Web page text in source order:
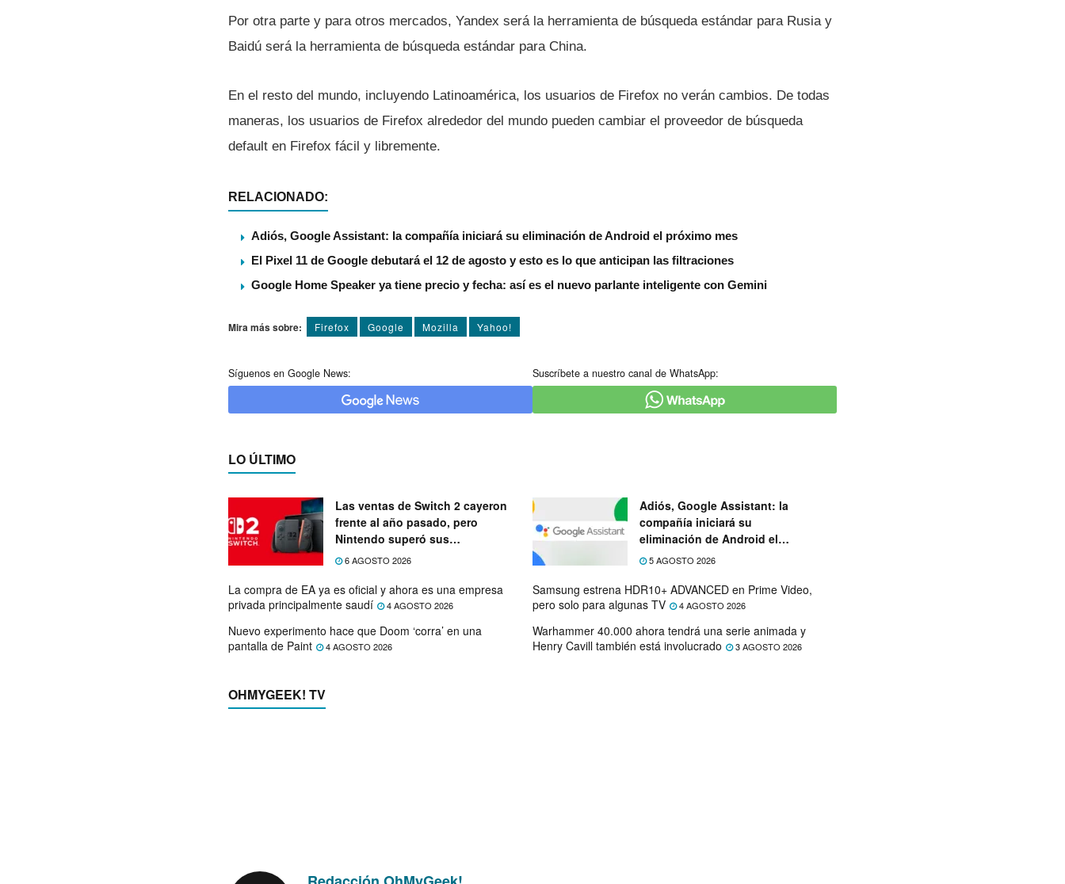
Por otra parte y para otros mercados, Yandex será la herramienta de búsqueda estándar para Rusia y
Baidú será la herramienta de búsqueda estándar para China.
En el resto del mundo, incluyendo Latinoamérica, los usuarios de Firefox no verán cambios. De todas
maneras, los usuarios de Firefox alrededor del mundo pueden cambiar el proveedor de búsqueda
default en Firefox fácil y libremente.
RELACIONADO:
Adiós, Google Assistant: la compañía iniciará su eliminación de Android el próximo mes
El Pixel 11 de Google debutará el 12 de agosto y esto es lo que anticipan las filtraciones
Google Home Speaker ya tiene precio y fecha: así es el nuevo parlante inteligente con Gemini
Mira más sobre: Firefox Google Mozilla Yahoo!
Síguenos en Google News: Suscríbete a nuestro canal de WhatsApp:
LO ÚLTIMO
Las ventas de Switch 2 cayeron
frente al año pasado, pero
Nintendo superó sus
expectativas
6 AGOSTO 2026
Adiós, Google Assistant: la
compañía iniciará su
eliminación de Android el
próximo mes
5 AGOSTO 2026
La compra de EA ya es oficial y ahora es una empresa
privada principalmente saudí
4 AGOSTO 2026
Samsung estrena HDR10+ ADVANCED en Prime Video,
pero solo para algunas TV
4 AGOSTO 2026
Nuevo experimento hace que Doom ‘corra’ en una
pantalla de Paint
4 AGOSTO 2026
Warhammer 40.000 ahora tendrá una serie animada y
Henry Cavill también está involucrado
3 AGOSTO 2026
OHMYGEEK! TV